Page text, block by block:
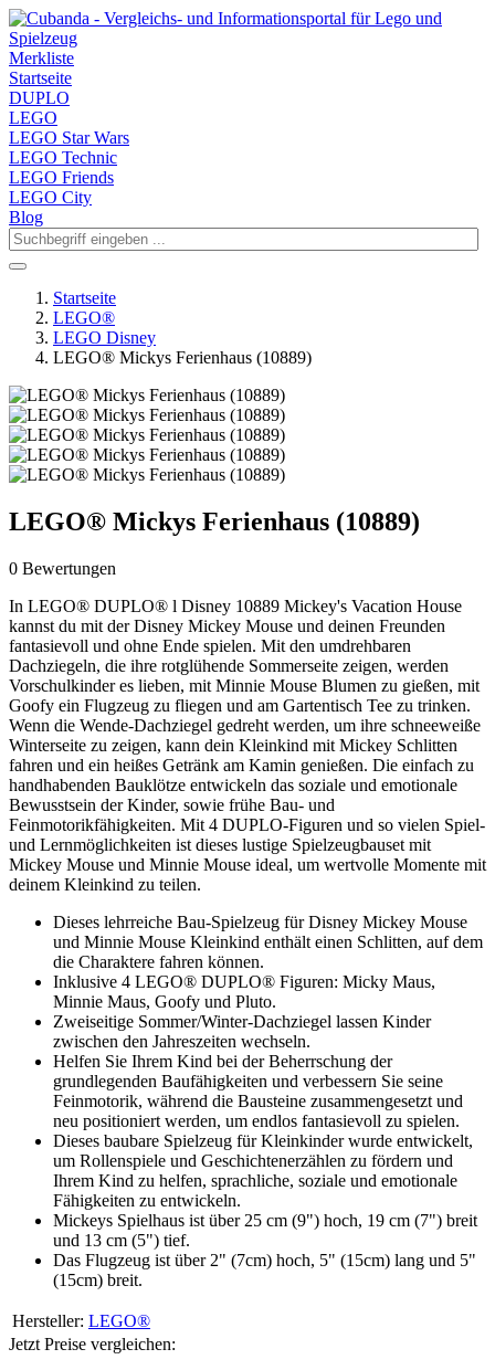
Merkliste
Startseite
DUPLO
LEGO
LEGO Star Wars
LEGO Technic
LEGO Friends
LEGO City
Blog
Startseite
LEGO®
LEGO Disney
LEGO® Mickys Ferienhaus (10889)
LEGO® Mickys Ferienhaus (10889)
0 Bewertungen
In LEGO® DUPLO® l Disney 10889 Mickey's Vacation House
kannst du mit der Disney Mickey Mouse und deinen Freunden
fantasievoll und ohne Ende spielen. Mit den umdrehbaren
Dachziegeln, die ihre rotglühende Sommerseite zeigen, werden
Vorschulkinder es lieben, mit Minnie Mouse Blumen zu gießen, mit
Goofy ein Flugzeug zu fliegen und am Gartentisch Tee zu trinken.
Wenn die Wende-Dachziegel gedreht werden, um ihre schneeweiße
Winterseite zu zeigen, kann dein Kleinkind mit Mickey Schlitten
fahren und ein heißes Getränk am Kamin genießen. Die einfach zu
handhabenden Bauklötze entwickeln das soziale und emotionale
Bewusstsein der Kinder, sowie frühe Bau- und
Feinmotorikfähigkeiten. Mit 4 DUPLO-Figuren und so vielen Spiel-
und Lernmöglichkeiten ist dieses lustige Spielzeugbauset mit
Mickey Mouse und Minnie Mouse ideal, um wertvolle Momente mit
deinem Kleinkind zu teilen.
Dieses lehrreiche Bau-Spielzeug für Disney Mickey Mouse
und Minnie Mouse Kleinkind enthält einen Schlitten, auf dem
die Charaktere fahren können.
Inklusive 4 LEGO® DUPLO® Figuren: Micky Maus,
Minnie Maus, Goofy und Pluto.
Zweiseitige Sommer/Winter-Dachziegel lassen Kinder
zwischen den Jahreszeiten wechseln.
Helfen Sie Ihrem Kind bei der Beherrschung der
grundlegenden Baufähigkeiten und verbessern Sie seine
Feinmotorik, während die Bausteine zusammengesetzt und
neu positioniert werden, um endlos fantasievoll zu spielen.
Dieses baubare Spielzeug für Kleinkinder wurde entwickelt,
um Rollenspiele und Geschichtenerzählen zu fördern und
Ihrem Kind zu helfen, sprachliche, soziale und emotionale
Fähigkeiten zu entwickeln.
Mickeys Spielhaus ist über 25 cm (9") hoch, 19 cm (7") breit
und 13 cm (5") tief.
Das Flugzeug ist über 2" (7cm) hoch, 5" (15cm) lang und 5"
(15cm) breit.
Hersteller: LEGO®
Jetzt Preise vergleichen: